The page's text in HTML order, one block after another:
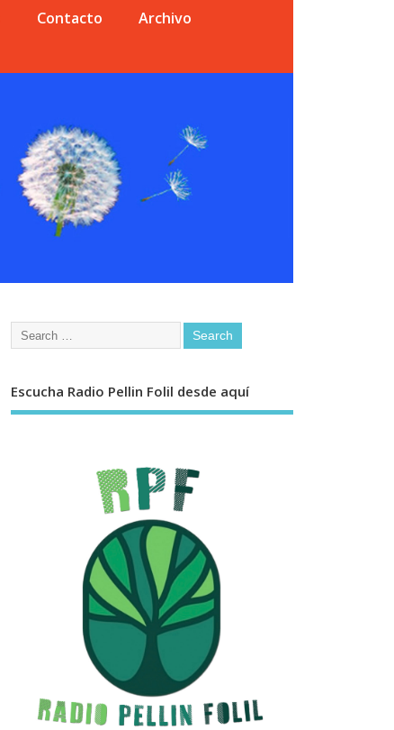
Contacto
Archivo
Escucha Radio Pellin Folil desde aquí